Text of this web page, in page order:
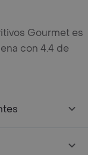
Gourmet es
con 4.4 de